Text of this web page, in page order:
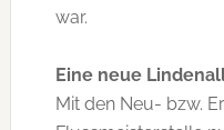
war.
Eine neue
Mit den Neu- bzw.